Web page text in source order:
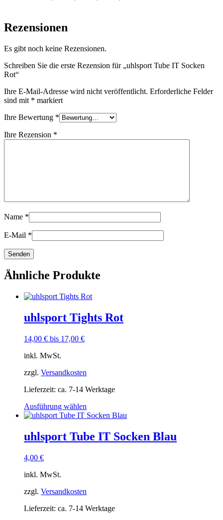
Rezensionen
Es gibt noch keine Rezensionen.
Schreiben Sie die erste Rezension für „uhlsport Tube IT Socken
Rot“
Ihre E-Mail-Adresse wird nicht veröffentlicht. Erforderliche Felder
sind mit * markiert
Ihre Bewertung *
Ihre Rezension *
Name *
E-Mail *
Ähnliche Produkte
uhlsport Tights Rot
14,00 € bis 17,00 €
inkl. MwSt.
zzgl. Versandkosten
Lieferzeit: ca. 7-14 Werktage
Ausführung wählen
Produkt
mehrere
Varianten
der
Produktseite
gewählt
uhlsport Tube IT Socken Blau
4,00 €
inkl. MwSt.
zzgl. Versandkosten
Lieferzeit: ca. 7-14 Werktage